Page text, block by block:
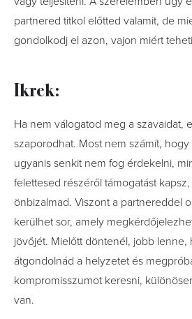
partnered titkol előtted valamit, de
gondolkodj el azon, vajon miért
Ikrek:
Ha nem válogatod meg a szavaidat,
szaporodhat. Most nem számít,
ugyanis senkit nem fog érdekelni,
felettesed részéről támogatást
önbizalmad. Viszont a partnereddel
kerülhet sor, amely
jövőjét. Mielőtt döntenél, jobb lenne,
átgondolnád a helyzetet és
kompromisszumot keresni,
van.